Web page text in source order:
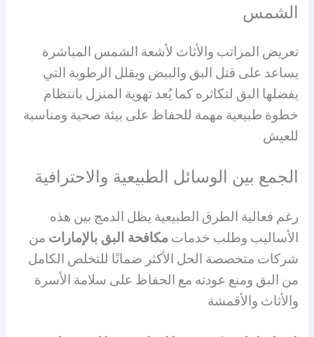
الشمس
تعريض المراتب والأثاث لأشعة الشمس المباشرة
يساعد على قتل البق والبيض ويقلل الرطوبة التي
يفضلها البق لتكاثره كما يُعد تهوية المنزل بانتظام
خطوة طبيعية مهمة للحفاظ على بيئة صحية ومناسبة
للعيش
الجمع بين الوسائل الطبيعية والاحترافية
رغم فعالية الطرق الطبيعية يظل الدمج بين هذه
الأساليب وطلب خدماتمكافحة البق بالإمارات من
شركات متخصصة الحل الأكثر ضمانًا للتخلص الكامل
من البق ومنع عودته مع الحفاظ على سلامة الأسرة
والأثاث والأقمشة